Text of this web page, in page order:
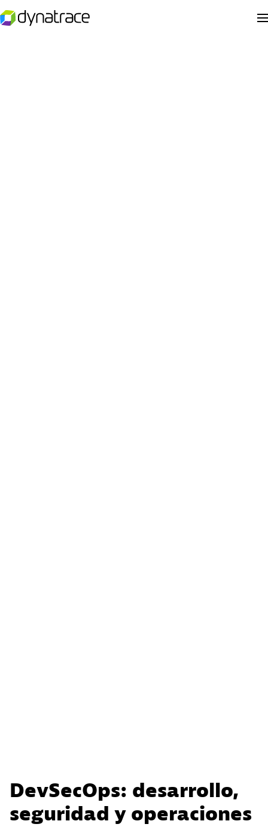
DevSecOps: desarrollo,
seguridad y operaciones